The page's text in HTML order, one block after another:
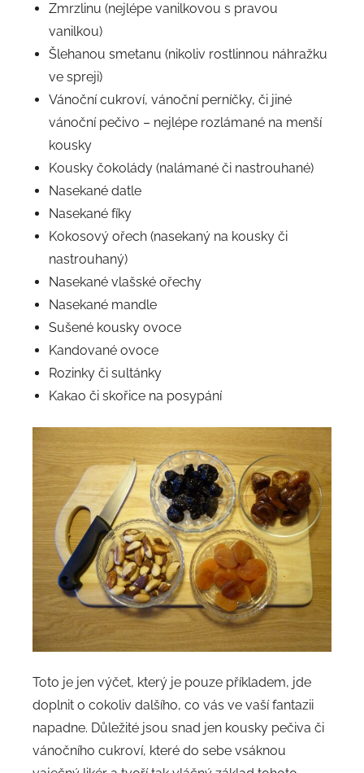
Zmrzlinu (nejlépe vanilkovou s pravou
vanilkou)
Šlehanou smetanu (nikoliv rostlinnou náhražku
ve spreji)
Vánoční cukroví, vánoční perníčky, či jiné
vánoční pečivo – nejlépe rozlámané na menší
kousky
Kousky čokolády (nalámané či nastrouhané)
Nasekané datle
Nasekané fíky
Kokosový ořech (nasekaný na kousky či
nastrouhaný)
Nasekané vlašské ořechy
Nasekané mandle
Sušené kousky ovoce
Kandované ovoce
Rozinky či sultánky
Kakao či skořice na posypání
Toto je jen výčet, který je pouze příkladem, jde
doplnit o cokoliv dalšího, co vás ve vaší fantazii
napadne. Důležité jsou snad jen kousky pečiva či
vánočního cukroví, které do sebe vsáknou